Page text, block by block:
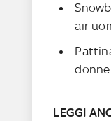
air
donne
LEGGI